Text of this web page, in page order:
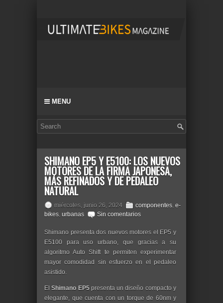
MENU
SHIMANO EP5 Y E5100: LOS NUEVOS
MOTORES DE LA FIRMA JAPONESA,
MÁS REFINADOS Y DE PEDALEO
NATURAL
miércoles, junio 26, 2024 componentes, e-
bikes, urbanas Sin comentarios
Shimano presenta dos nuevos motores el EP5 y
E5100 para uso urbano, que gracias a su
algoritmo Auto Shift te permiten experimentar
mayor comodidad sin esfuerzo en el pedaleo
asistido.
ElShimano EP5presenta un diseño compacto y
elegante, que cuenta con un torque de 60nm y